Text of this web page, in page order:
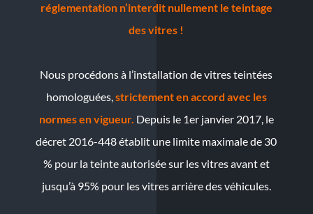
réglementation n’interdit nullement le teintage
des vitres !
Nous procédons à l’installation de vitres teintées
homologuées,strictement en accord avec les
normes en vigueur. Depuis le 1er janvier 2017, le
décret 2016-448 établit une limite maximale de 30
% pour la teinte autorisée sur les vitres avant et
jusqu’à 95% pour les vitres arrière des véhicules.